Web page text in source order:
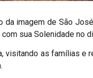
imagem de São
sua Solenidade no
as famílias e